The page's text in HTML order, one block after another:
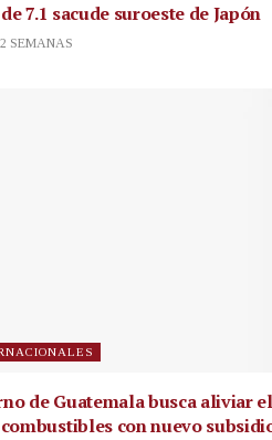
7.1 sacude suroeste de Japón
SEMANAS
de Guatemala busca aliviar
con nuevo